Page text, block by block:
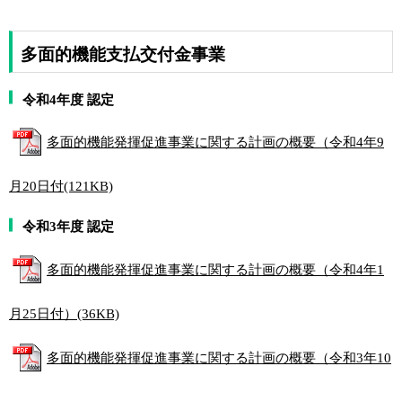
多面的機能支払交付金事業
令和4年度 認定
多面的機能発揮促進事業に関する計画の概要（令和4年9
月20日付(121KB)
令和3年度 認定
多面的機能発揮促進事業に関する計画の概要（令和4年1
月25日付）(36KB)
多面的機能発揮促進事業に関する計画の概要（令和3年10